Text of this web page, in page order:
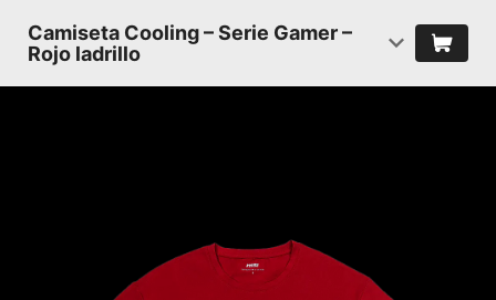
Camiseta Cooling – Serie Gamer –
Rojo ladrillo